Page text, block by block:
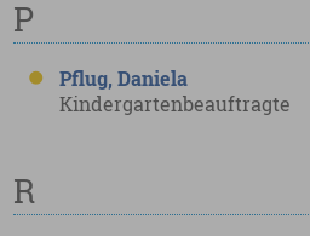
P
Pflug, Daniela
Kindergartenbeauftragte
R